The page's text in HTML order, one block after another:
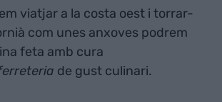
viatjar a la costa oest i torrar-
com unes anxoves podrem
feta amb cura
de gust culinari.